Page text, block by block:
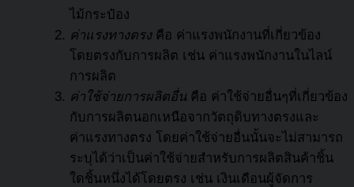
ไม้กระป๋อง
ค่าแรงทางตรง คือ ค่าแรงพนักงานที่เกี่ยวข้อง
โดยตรงกับการผลิต เช่น ค่าแรงพนักงานในไลน์
การผลิต
ค่าใช้จ่ายการผลิตอื่น คือ ค่าใช้จ่ายอื่นๆที่เกี่ยวข้อง
กับการผลิตนอกเหนือจากวัตถุดิบทางตรงและ
ค่าแรงทางตรง โดยค่าใช้จ่ายอื่นนั้นจะไม่สามารถ
ระบุได้ว่าเป็นค่าใช้จ่ายสำหรับการผลิตสินค้าชิ้น
ใดชิ้นหนึ่งได้โดยตรง เช่น เงินเดือนผู้จัดการ